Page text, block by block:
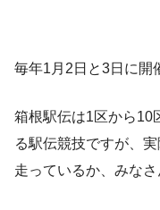
毎年1月2日と3日に開
箱根駅伝は1区から10
る駅伝競技ですが、
走っているか、みな